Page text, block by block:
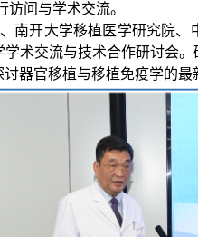
访问与学术交流。
南开大学移植医学研究院
术交流与技术合作研讨会
器官移植与移植免疫学的最